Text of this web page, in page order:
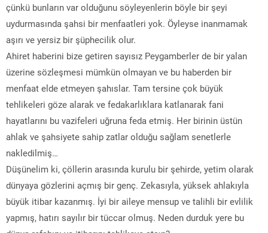
çünkü bunların var olduğunu söyleyenlerin böyle bir şeyi
uydurmasında şahsi bir menfaatleri yok. Öyleyse inanmamak
aşırı ve yersiz bir şüphecilik olur.
Ahiret haberini bize getiren sayısız Peygamberler de bir yalan
üzerine sözleşmesi mümkün olmayan ve bu haberden bir
menfaat elde etmeyen şahıslar. Tam tersine çok büyük
tehlikeleri göze alarak ve fedakarlıklara katlanarak fani
hayatlarını bu vazifeleri uğruna feda etmiş. Her birinin üstün
ahlak ve şahsiyete sahip zatlar olduğu sağlam senetlerle
nakledilmiş…
Düşünelim ki, çöllerin arasında kurulu bir şehirde, yetim olarak
dünyaya gözlerini açmış bir genç. Zekasıyla, yüksek ahlakıyla
büyük itibar kazanmış. İyi bir aileye mensup ve talihli bir evlilik
yapmış, hatırı sayılır bir tüccar olmuş. Neden durduk yere bu